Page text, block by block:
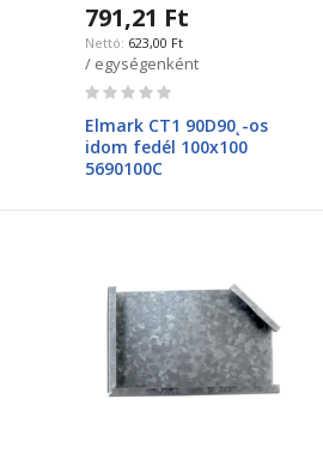
791,21 Ft
623,00 Ft
/ egységenként
Rating:
Elmark CT1 90D90˛-os
idom fedél 100x100
5690100C